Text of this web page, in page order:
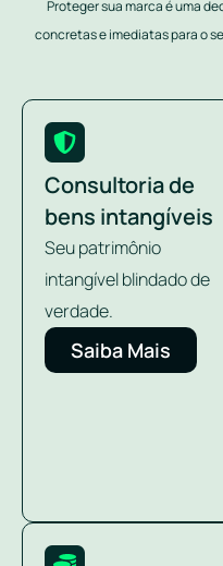
Proteger sua marca é uma
concretas e imediatas para o
Consultoria de
bens intangíveis
Seu patrimônio
intangível blindado de
verdade.
Saiba Mais